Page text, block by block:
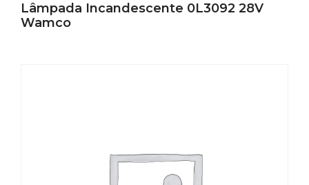
Lâmpada Incandescente 0L3092 28V
Wamco